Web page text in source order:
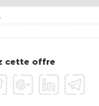
cette offre